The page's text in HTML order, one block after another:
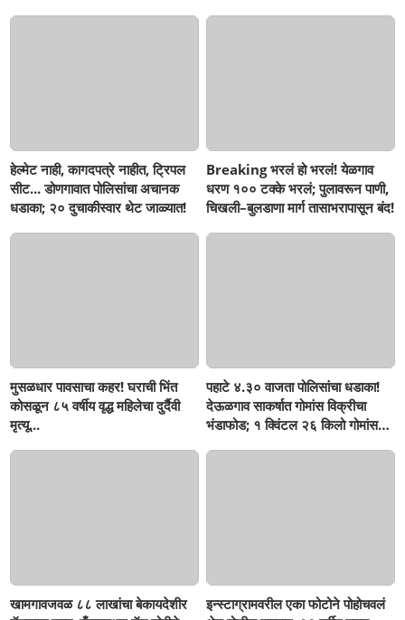
हेल्मेट नाही, कागदपत्रे नाहीत, ट्रिपल
सीट... डोणगावात पोलिसांचा अचानक
धडाका; २० दुचाकीस्वार थेट जाळ्यात!
Breaking भरलं हो भरलं! येळगाव
धरण १०० टक्के भरलं; पुलावरून पाणी,
चिखली–बुलडाणा मार्ग तासाभरापासून बंद!
मुसळधार पावसाचा कहर! घराची भिंत
कोसळून ८५ वर्षीय वृद्ध महिलेचा दुर्दैवी
मृत्यू...
पहाटे ४.३० वाजता पोलिसांचा धडाका!
देऊळगाव साकर्षात गोमांस विक्रीचा
भंडाफोड; १ क्विंटल २६ किलो गोमांस
खामगावजवळ ८८ लाखांचा बेकायदेशीर
इन्स्टाग्रामवरील एका फोटोने पोहोचवलं